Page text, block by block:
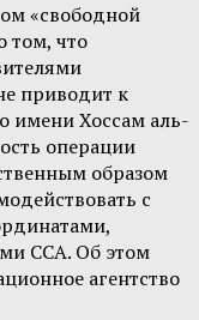
«свободной
том, что
приводит к
имени Хоссам аль-
операции
образом
с
ССА. Об этом
агентство